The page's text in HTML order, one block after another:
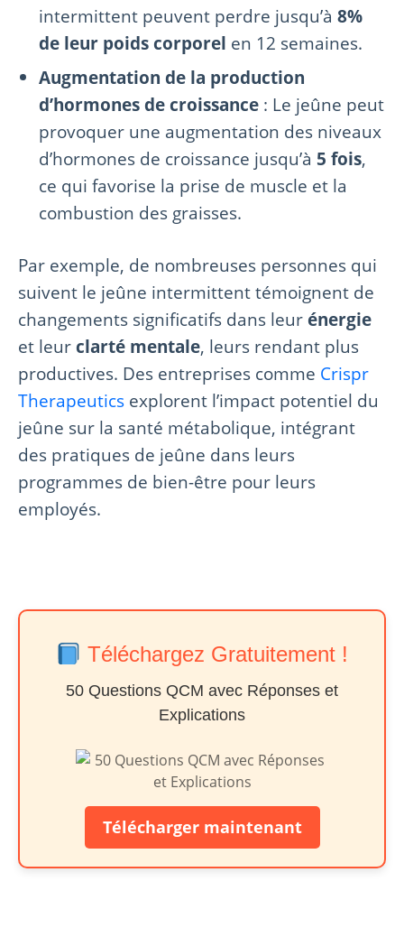
intermittent peuvent perdre jusqu’à8%
de leur poids corporel en 12 semaines.
Augmentation de la production
d’hormones de croissance : Le jeûne peut
provoquer une augmentation des niveaux
d’hormones de croissance jusqu’à 5 fois,
ce qui favorise la prise de muscle et la
combustion des graisses.
Par exemple, de nombreuses personnes qui
suivent le jeûne intermittent témoignent de
changements significatifs dans leurénergie
et leurclarté mentale, leurs rendant plus
productives. Des entreprises comme Crispr
Therapeutics explorent l’impact potentiel du
jeûne sur la santé métabolique, intégrant
des pratiques de jeûne dans leurs
programmes de bien-être pour leurs
employés.
Téléchargez Gratuitement !
50 Questions QCM avec Réponses et
Explications
Télécharger maintenant